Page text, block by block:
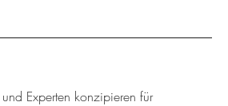
Experten konzipieren für